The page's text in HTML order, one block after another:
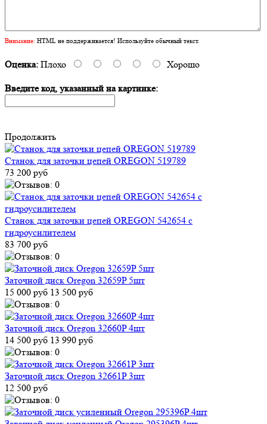
Внимание: HTML не поддерживается! Используйте обычный текст.
Оценка: Плохо Хорошо
Введите код, указанный на картинке:
Продолжить
Станок для заточки цепей OREGON 519789
73 200 руб
Станок для заточки цепей OREGON 542654 с
гидроусилителем
83 700 руб
Заточной диск Oregon 32659P 5шт
15 000 руб 13 500 руб
Заточной диск Oregon 32660P 4шт
14 500 руб 13 990 руб
Заточной диск Oregon 32661P 3шт
12 500 руб